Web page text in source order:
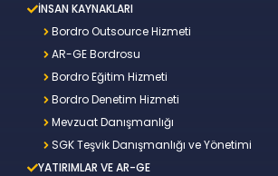
İNSAN KAYNAKLARI
Bordro Outsource Hizmeti
AR-GE Bordrosu
Bordro Eğitim Hizmeti
Bordro Denetim Hizmeti
Mevzuat Danışmanlığı
SGK Teşvik Danışmanlığı ve Yönetimi
YATIRIMLAR VE AR-GE